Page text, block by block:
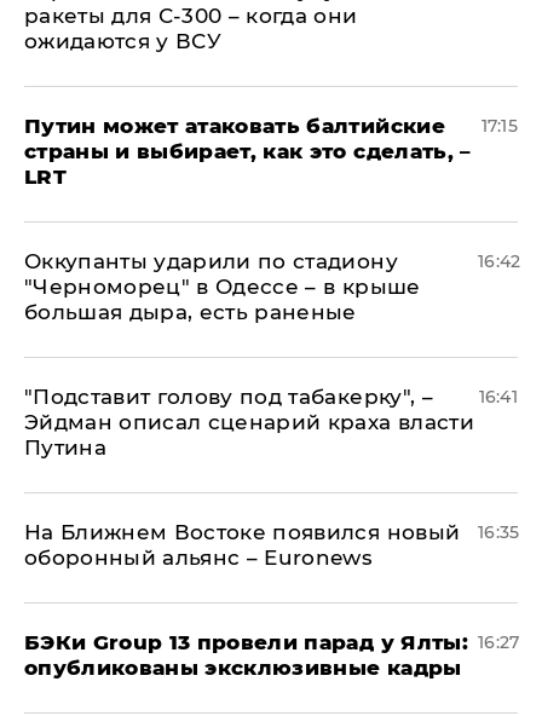
ракеты для С-300 – когда они
ожидаются у ВСУ
Путин может атаковать балтийские
страны и выбирает, как это сделать, –
LRT
17:15
Оккупанты ударили по стадиону
"Черноморец" в Одессе – в крыше
большая дыра, есть раненые
16:42
​"Подставит голову под табакерку", –
Эйдман описал сценарий краха власти
Путина
16:41
На Ближнем Востоке появился новый
оборонный альянс – Euronews
16:35
​БЭКи Group 13 провели парад у Ялты:
опубликованы эксклюзивные кадры
16:27